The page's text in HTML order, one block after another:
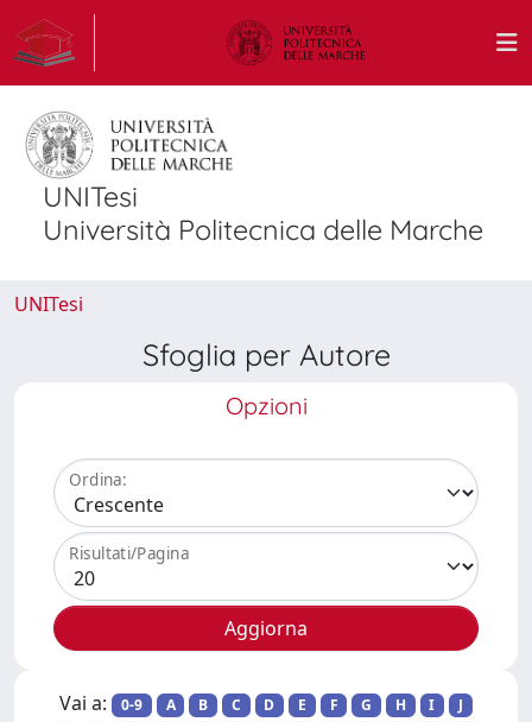
UNITesi
Università Politecnica delle Marche
UNITesi
Sfoglia per Autore
Opzioni
Ordina:
Risultati/Pagina
Vai a: 0-9 A B C D E F G H I
J